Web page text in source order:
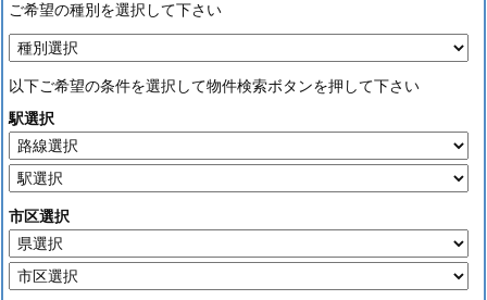
ご希望の種別を選択して下さい
以下ご希望の条件を選択して物件検索ボタンを押して下さい
駅選択
市区選択